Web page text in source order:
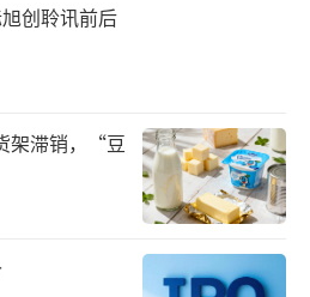
药监局药品审评中心拟纳
单。如今随着公司九价H
步。
泰生物也公告了这一消
公司九价HPV疫苗如顺利
公司HPV疫苗的推广和使
创聆讯前后
架滞销，“豆